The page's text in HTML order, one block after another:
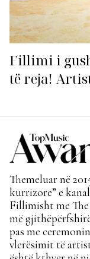
Fillimi i
të reja!
Themeluar në
kurrizore” e
Fillimisht me
më
pas me
vlerësimit të